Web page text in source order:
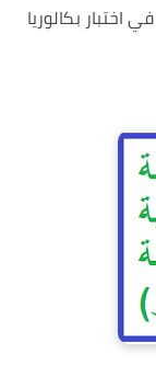
بكالوريا